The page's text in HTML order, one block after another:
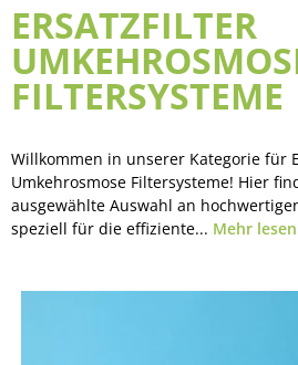
ERSATZFILTER
FILTERSYSTEME
Willkommen in unserer Kategorie für
Umkehrosmose Filtersysteme! Hier
ausgewählte Auswahl an
speziell für die effiziente... Mehr